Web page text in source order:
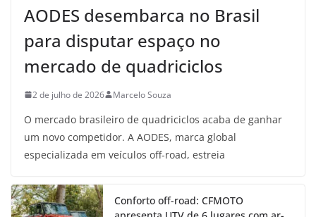
AODES desembarca no Brasil
para disputar espaço no
mercado de quadriciclos
2 de julho de 2026 Marcelo Souza
O mercado brasileiro de quadriciclos acaba de ganhar
um novo competidor. A AODES, marca global
especializada em veículos off-road, estreia
Conforto off-road: CFMOTO